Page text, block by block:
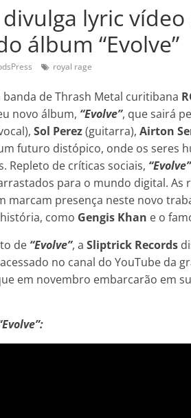
divulga lyric
álbum “Evolve”
royal rage
de Thrash Metal curitibana
novo álbum, “Evolve”, que sairá
Sol Perez(guitarra), Airton
futuro distópico, onde os seres
Repleto de críticas sociais, “Evolve”
para o mundo digital. As
marcam presença neste novo
como Gengis Khan e o
de “Evolve”, a Sliptrick Records
no canal do YouTube da
em novembro embarcarão em